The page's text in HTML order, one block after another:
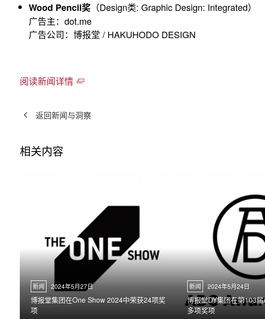
Wood Pencil奖 （Design类: Graphic Design: Integrated）
广告主：dot.me
广告公司：博报堂 / HAKUHODO DESIGN
阅读新闻详情
返回新闻与洞察
相关内容
新闻 2024年5月27日
博报堂集团在One Show 2024中荣获24项奖
项
新闻 2024年5月24日
博报堂DY集团在第103
多项奖项